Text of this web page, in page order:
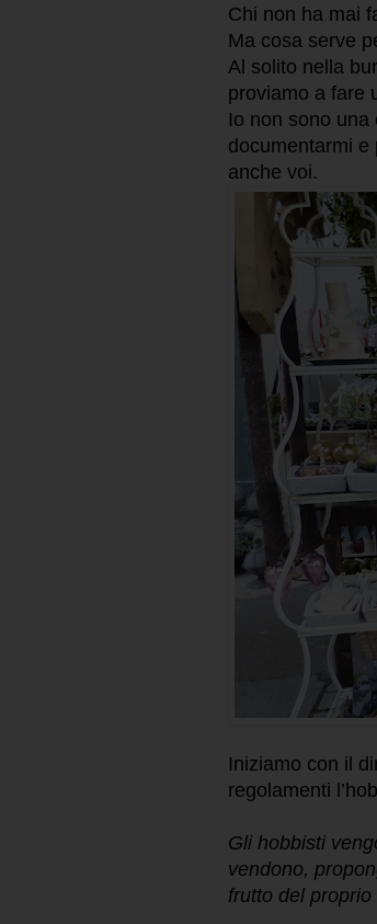
Chi non ha mai
Ma cosa serve
Al solito nella
proviamo a fare
Io non sono
documentarmi e
anche voi.
Iniziamo con il
regolamenti
Gli hobbisti
vendono,
frutto del proprio